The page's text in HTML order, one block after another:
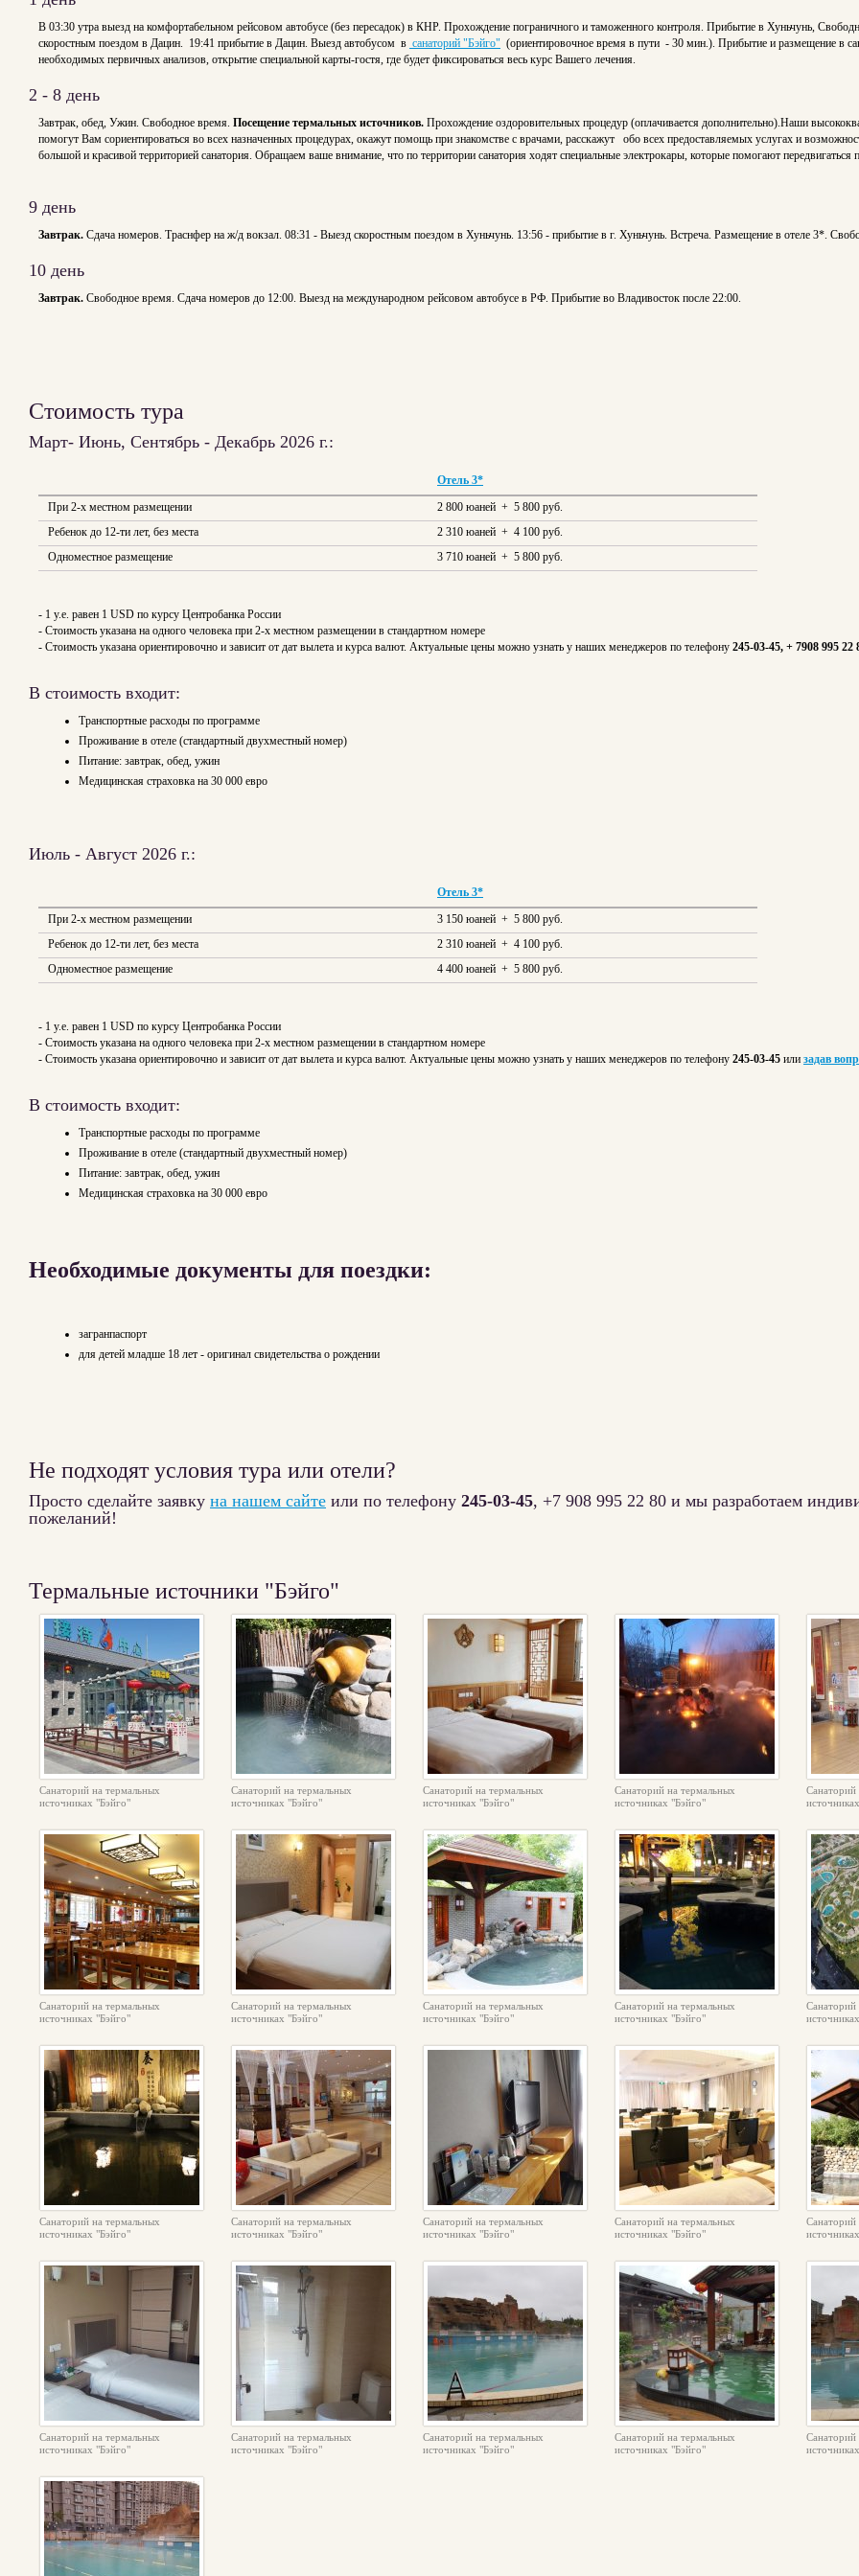
В 03:30 утра выезд на комфортабельном рейсовом автобусе (без пересадок) в КНР. Прохождение пограничного и таможенного контроля. Прибытие в Хуньчунь,
скоростным поездом в Дацин. 19:41 прибытие в Дацин. Выезд автобусом в санаторий "Бэйго" (ориентировочное время в пути - 30 мин.). Прибытие и размещение в
необходимых первичных анализов, открытие специальной карты-гостя, где будет фиксироваться весь курс Вашего лечения.
2 - 8 день
Завтрак, обед, Ужин. Свободное время. Посещение термальных источников. Прохождение оздоровительных процедур (оплачивается дополнительно).Наши
помогут Вам сориентироваться во всех назначенных процедурах, окажут помощь при знакомстве с врачами, расскажут обо всех предоставляемых услугах и
большой и красивой территорией санатория. Обращаем ваше внимание, что по территории санатория ходят специальные электрокары, которые
9 день
Завтрак. Сдача номеров. Траснфер на ж/д вокзал. 08:31 - Выезд скоростным поездом в Хуньчунь. 13:56 - прибытие в г. Хуньчунь. Встреча. Размещение в отеле 3*.
10 день
Завтрак. Свободное время. Сдача номеров до 12:00. Выезд на международном рейсовом автобусе в РФ. Прибытие во Владивосток после 22:00.
Стоимость тура
Март- Июнь, Сентябрь - Декабрь 2026 г.:
Отель 3*
При 2-х местном размещении
2 800 юаней + 5 800 руб.
Ребенок до 12-ти лет, без места
2 310 юаней + 4 100 руб.
Одноместное размещение
3 710 юаней + 5 800 руб.
- 1 y.e. равен 1 USD по курсу Центробанка России
- Стоимость указана на одного человека при 2-х местном размещении в стандартном номере
- Стоимость указана ориентировочно и зависит от дат вылета и курса валют. Актуальные цены можно узнать у наших менеджеров по телефону 245-03-45, + 7908 995 22
В стоимость входит:
Транспортные расходы по программе
Проживание в отеле (стандартный двухместный номер)
Питание: завтрак, обед, ужин
Медицинская страховка на 30 000 евро
Июль - Август 2026 г.:
Отель 3*
При 2-х местном размещении
3 150 юаней + 5 800 руб.
Ребенок до 12-ти лет, без места
2 310 юаней + 4 100 руб.
Одноместное размещение
4 400 юаней + 5 800 руб.
- 1 y.e. равен 1 USD по курсу Центробанка России
- Стоимость указана на одного человека при 2-х местном размещении в стандартном номере
- Стоимость указана ориентировочно и зависит от дат вылета и курса валют. Актуальные цены можно узнать у наших менеджеров по телефону 245-03-45 или задав
В стоимость входит:
Транспортные расходы по программе
Проживание в отеле (стандартный двухместный номер)
Питание: завтрак, обед, ужин
Медицинская страховка на 30 000 евро
Необходимые документы для поездки:
загранпаспорт
для детей младше 18 лет - оригинал свидетельства о рождении
Не подходят условия тура или отели?
Просто сделайте заявку на нашем сайте или по телефону 245-03-45, +7 908 995 22 80 и мы разработаем
пожеланий!
Термальные источники "Бэйго"
Санаторий на термальных
источниках "Бэйго"
Санаторий на термальных
источниках "Бэйго"
Санаторий на термальных
источниках "Бэйго"
Санаторий на термальных
источниках "Бэйго"
Санаторий
Санаторий на термальных
источниках "Бэйго"
Санаторий на термальных
источниках "Бэйго"
Санаторий на термальных
источниках "Бэйго"
Санаторий на термальных
источниках "Бэйго"
Санаторий
Санаторий на термальных
источниках "Бэйго"
Санаторий на термальных
источниках "Бэйго"
Санаторий на термальных
источниках "Бэйго"
Санаторий на термальных
источниках "Бэйго"
Санаторий
Санаторий на термальных
источниках "Бэйго"
Санаторий на термальных
источниках "Бэйго"
Санаторий на термальных
источниках "Бэйго"
Санаторий на термальных
источниках "Бэйго"
Санаторий